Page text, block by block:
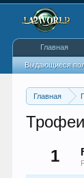
Главная
1
Главная
Выдающиеся